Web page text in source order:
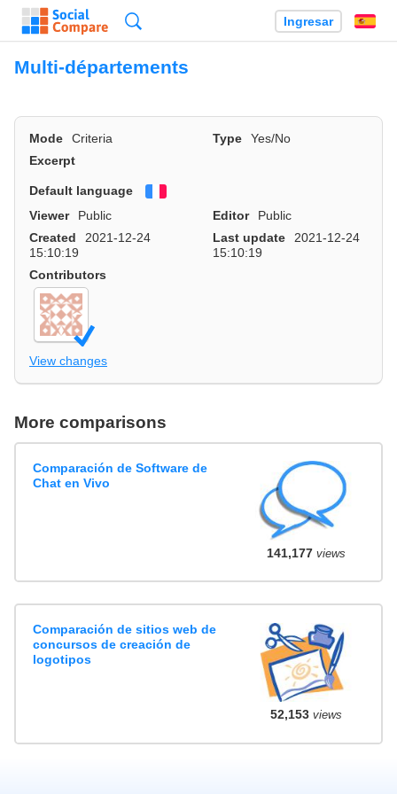
Ingresar
Multi-départements
Mode Criteria Type
Yes/No
Excerpt
Default language
Viewer
Public Editor
Public
Created
2021-12-24
15:10:19
Last update
2021-12-24
15:10:19
Contributors
View changes
More comparisons
Comparación de Software de
Chat en Vivo
141,177views
Comparación de sitios web de
concursos de creación de
logotipos
52,153views